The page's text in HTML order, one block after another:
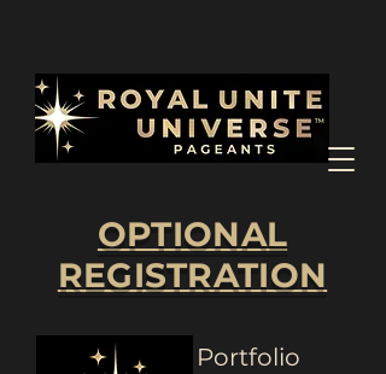
OPTIONAL
REGISTRATION
Portfolio